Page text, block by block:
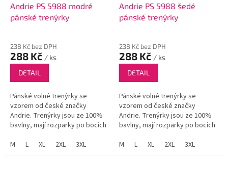
Andrie PS 5988 modré
pánské trenýrky
238 Kč bez DPH
288 Kč / ks
DETAIL
Pánské volné trenýrky se
vzorem od české značky
Andrie. Trenýrky jsou ze 100%
bavlny, mají rozparky po bocích
knoflíky.
M L XL 2XL 3XL
Andrie PS 5988 šedé
pánské trenýrky
238 Kč bez DPH
288 Kč / ks
DETAIL
Pánské volné trenýrky se
vzorem od české značky
Andrie. Trenýrky jsou ze 100%
bavlny, mají rozparky po bocích
knoflíky.
M L XL 2XL 3XL